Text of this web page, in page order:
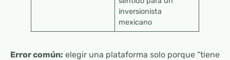
inversionista
mexicano
Error común: elegir una plataforma solo porque “tiene